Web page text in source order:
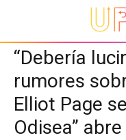
“Debería
rumores
Elliot Page
Odisea”